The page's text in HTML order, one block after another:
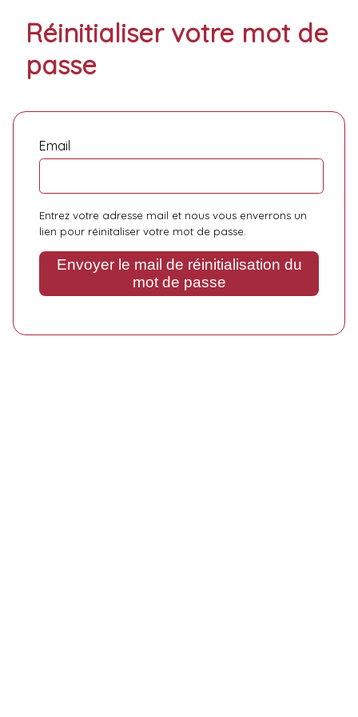
Réinitialiser votre mot de
passe
Email
Entrez votre adresse mail et nous vous enverrons un
lien pour réinitaliser votre mot de passe.
Envoyer le mail de réinitialisation du
mot de passe